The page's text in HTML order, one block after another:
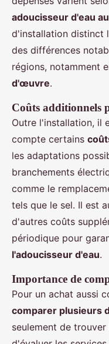
adoucisseur d'eau
d'installation distinct
des différences
régions, notamment
d'œuvre.
Coûts additionnels
Outre l'installation, il
compte certains
les adaptations
branchements
comme le
tels que le sel. Il est
d'autres coûts
périodique pour
l'adoucisseur d'eau.
Importance de
Pour un achat aussi
comparer plusieurs
seulement de